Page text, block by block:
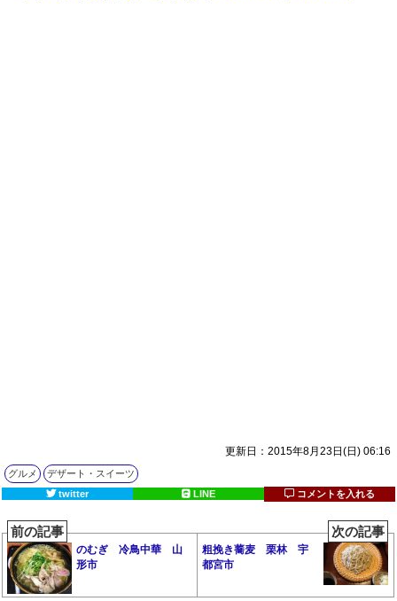
更新日：2015年8月23日(日) 06:16
グルメ
デザート・スイーツ
twitter
LINE コメントを入れる
前の記事
のむぎ 冷鳥中華 山
形市
次の記事
粗挽き蕎麦 栗林 宇
都宮市